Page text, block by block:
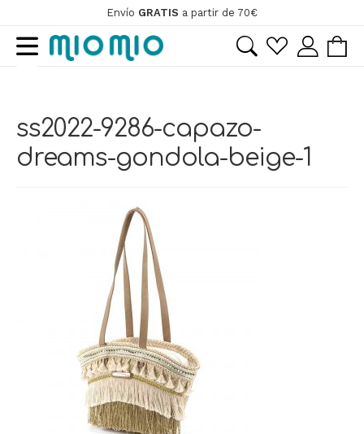
Envío GRATIS a partir de 70€
Ir
a
Ir
al
ss2022-9286-capazo-
dreams-gondola-beige-1